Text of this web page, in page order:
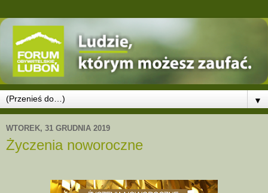
▼
WTOREK, 31 GRUDNIA 2019
Życzenia noworoczne